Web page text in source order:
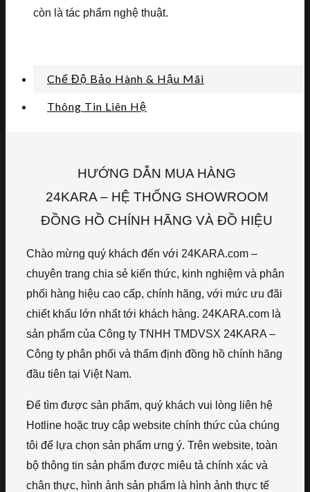
còn là tác phẩm nghệ thuật.
Chế Độ Bảo Hành & Hậu Mãi
Thông Tin Liên Hệ
HƯỚNG DẪN MUA HÀNG
24KARA – HỆ THỐNG SHOWROOM
ĐỒNG HỒ CHÍNH HÃNG VÀ ĐỒ HIỆU
Chào mừng quý khách đến với 24KARA.com –
chuyên trang chia sẻ kiến thức, kinh nghiệm và phân
phối hàng hiệu cao cấp, chính hãng, với mức ưu đãi
chiết khấu lớn nhất tới khách hàng. 24KARA.com là
sản phẩm của Công ty TNHH TMDVSX 24KARA –
Công ty phân phối và thẩm định đồng hồ chính hãng
đầu tiên tại Việt Nam.
Để tìm được sản phẩm, quý khách vui lòng liên hệ
Hotline hoặc truy cập website chính thức của chúng
tôi để lựa chọn sản phẩm ưng ý. Trên website, toàn
bộ thông tin sản phẩm được miêu tả chính xác và
chân thực, hình ảnh sản phẩm là hình ảnh thực tế